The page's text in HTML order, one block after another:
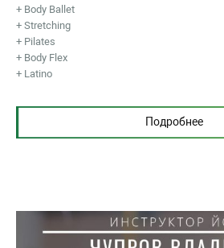
+ Body Ballet
+ Stretching
+ Pilates
+ Body Flex
+ Latino
Подробнее